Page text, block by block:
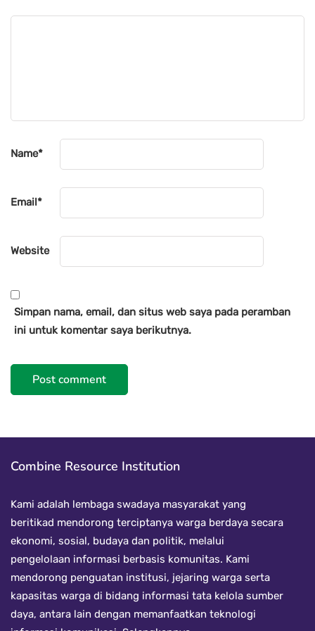
Name*
Email*
Website
Simpan nama, email, dan situs web saya pada peramban
ini untuk komentar saya berikutnya.
Combine Resource Institution
Kami adalah lembaga swadaya masyarakat yang
beritikad mendorong terciptanya warga berdaya secara
ekonomi, sosial, budaya dan politik, melalui
pengelolaan informasi berbasis komunitas. Kami
mendorong penguatan institusi, jejaring warga serta
kapasitas warga di bidang informasi tata kelola sumber
daya, antara lain dengan memanfaatkan teknologi